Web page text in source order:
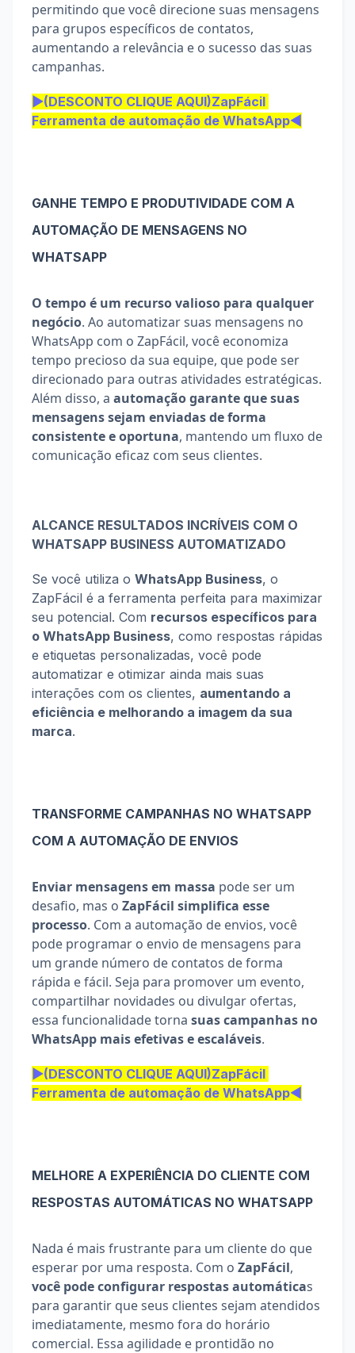
permitindo que você direcione suas mensagens
para grupos específicos de contatos,
aumentando a relevância e o sucesso das suas
campanhas.
▶(DESCONTO CLIQUE AQUI)ZapFácil
Ferramenta de automação de WhatsApp◀
GANHE TEMPO E PRODUTIVIDADE COM A
AUTOMAÇÃO DE MENSAGENS NO
WHATSAPP
O tempo é um recurso valioso para qualquer
negócio. Ao automatizar suas mensagens no
WhatsApp com o ZapFácil, você economiza
tempo precioso da sua equipe, que pode ser
direcionado para outras atividades estratégicas.
Além disso, a automação garante que suas
mensagens sejam enviadas de forma
consistente e oportuna, mantendo um fluxo de
comunicação eficaz com seus clientes.
ALCANCE RESULTADOS INCRÍVEIS COM O
WHATSAPP BUSINESS AUTOMATIZADO
Se você utiliza o WhatsApp Business, o
ZapFácil é a ferramenta perfeita para maximizar
seu potencial. Com recursos específicos para
o WhatsApp Business, como respostas rápidas
e etiquetas personalizadas, você pode
automatizar e otimizar ainda mais suas
interações com os clientes, aumentando a
eficiência e melhorando a imagem da sua
marca.
TRANSFORME CAMPANHAS NO WHATSAPP
COM A AUTOMAÇÃO DE ENVIOS
Enviar mensagens em massa pode ser um
desafio, mas o ZapFácil simplifica esse
processo. Com a automação de envios, você
pode programar o envio de mensagens para
um grande número de contatos de forma
rápida e fácil. Seja para promover um evento,
compartilhar novidades ou divulgar ofertas,
essa funcionalidade torna suas campanhas no
WhatsApp mais efetivas e escaláveis.
▶(DESCONTO CLIQUE AQUI)ZapFácil
Ferramenta de automação de WhatsApp◀
MELHORE A EXPERIÊNCIA DO CLIENTE COM
RESPOSTAS AUTOMÁTICAS NO WHATSAPP
Nada é mais frustrante para um cliente do que
esperar por uma resposta. Com o ZapFácil
você pode configurar respostas automáticas
para garantir que seus clientes sejam atendidos
imediatamente, mesmo fora do horário
comercial. Essa agilidade e prontidão no